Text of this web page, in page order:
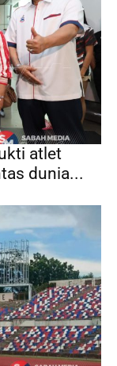
atlet
dunia...